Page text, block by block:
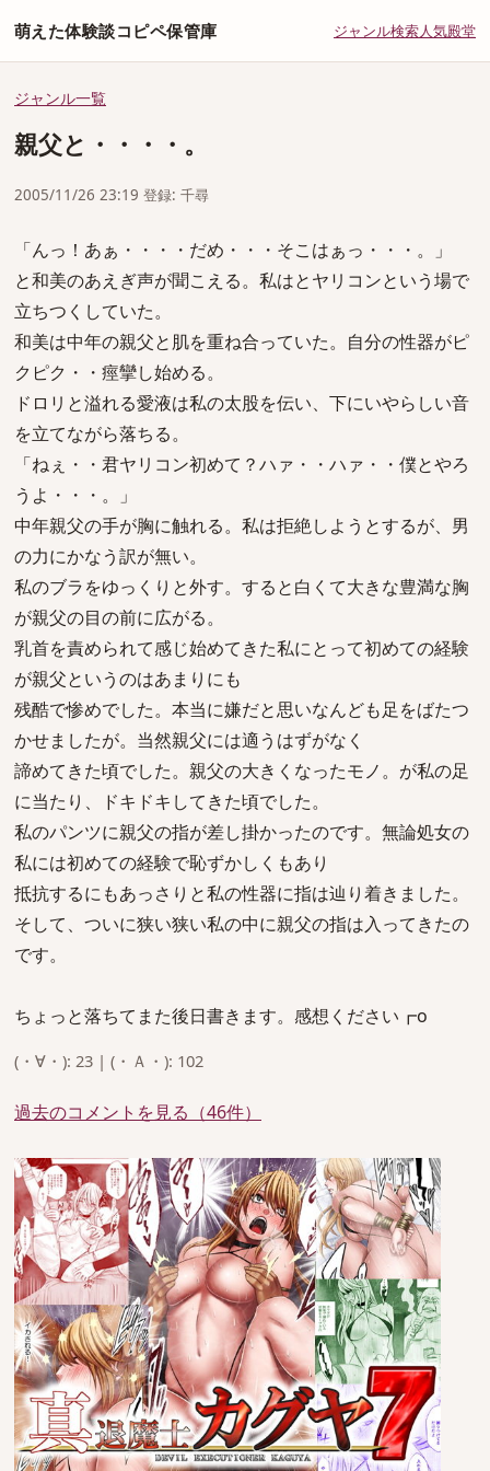
萌えた体験談コピペ保管庫 ジャンル検索人気殿堂
ジャンル一覧
親父と・・・・。
2005/11/26 23:19 登録: 千尋
「んっ！あぁ・・・・だめ・・・そこはぁっ・・・。」
と和美のあえぎ声が聞こえる。私はとヤリコンという場で
立ちつくしていた。
和美は中年の親父と肌を重ね合っていた。自分の性器がピ
クピク・・痙攣し始める。
ドロリと溢れる愛液は私の太股を伝い、下にいやらしい音
を立てながら落ちる。
「ねぇ・・君ヤリコン初めて？ハァ・・ハァ・・僕とやろ
うよ・・・。」
中年親父の手が胸に触れる。私は拒絶しようとするが、男
の力にかなう訳が無い。
私のブラをゆっくりと外す。すると白くて大きな豊満な胸
が親父の目の前に広がる。
乳首を責められて感じ始めてきた私にとって初めての経験
が親父というのはあまりにも
残酷で惨めでした。本当に嫌だと思いなんども足をばたつ
かせましたが。当然親父には適うはずがなく
諦めてきた頃でした。親父の大きくなったモノ。が私の足
に当たり、ドキドキしてきた頃でした。
私のパンツに親父の指が差し掛かったのです。無論処女の
私には初めての経験で恥ずかしくもあり
抵抗するにもあっさりと私の性器に指は辿り着きました。
そして、ついに狭い狭い私の中に親父の指は入ってきたの
です。
ちょっと落ちてまた後日書きます。感想ください┏o
(・∀・): 23 | (・Ａ・): 102
過去のコメントを見る（46件）